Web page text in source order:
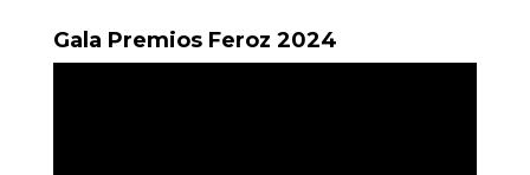
Gala Premios Feroz 2024